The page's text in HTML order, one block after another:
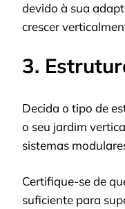
devido à sua
crescer
3.
Decida o tipo de
o seu jardim
sistemas
Certifique-se de
suficiente para